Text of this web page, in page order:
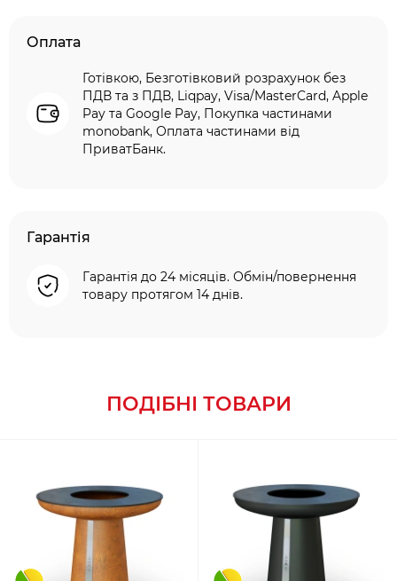
Оплата
Готівкою, Безготівковий розрахунок без
ПДВ та з ПДВ, Liqpay, Visa/MasterCard, Apple
Pay та Google Pay, Покупка частинами
monobank, Оплата частинами від
ПриватБанк.
Гарантія
Гарантія до 24 місяців. Обмін/повернення
товару протягом 14 днів.
ПОДІБНІ ТОВАРИ